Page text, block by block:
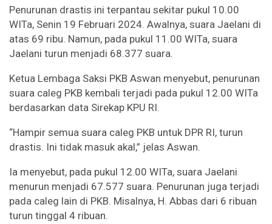
Penurunan drastis ini terpantau sekitar pukul 10.00
WITa, Senin 19 Februari 2024. Awalnya, suara Jaelani di
atas 69 ribu. Namun, pada pukul 11.00 WITa, suara
Jaelani turun menjadi 68.377 suara.
Ketua Lembaga Saksi PKB Aswan menyebut, penurunan
suara caleg PKB kembali terjadi pada pukul 12.00 WITa
berdasarkan data Sirekap KPU RI.
“Hampir semua suara caleg PKB untuk DPR RI, turun
drastis. Ini tidak masuk akal,” jelas Aswan.
Ia menyebut, pada pukul 12.00 WITa, suara Jaelani
menurun menjadi 67.577 suara. Penurunan juga terjadi
pada caleg lain di PKB. Misalnya, H. Abbas dari 6 ribuan
turun tinggal 4 ribuan.